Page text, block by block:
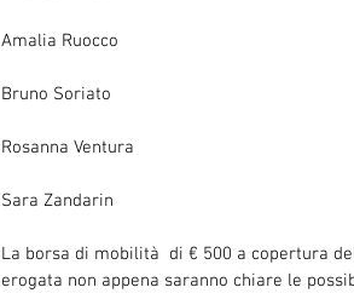
Amalia Ruocco
Bruno Soriato
Rosanna Ventura
Sara Zandarin
La borsa di mobilità  di € 500 a copertura
erogata non appena saranno chiare le